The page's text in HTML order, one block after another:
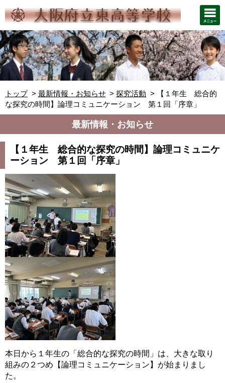
トップ 最新情報・お知らせ 探究活動
【１年生 総合的
な探究の時間】論理コミュニケーション 第１回「序章」
最新情報・お知らせ
【１年生 総合的な探究の時間】論理コミュニケ
ーション 第１回「序章」
本日から１年生の「総合的な探究の時間」は、大きな取り
組みの２つめ【論理コミュニケーション】が始まりまし
た。